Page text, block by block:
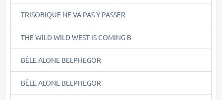
TRISOBIQUE NE VA PAS Y PASSER
THE WILD WILD WEST IS COMING B
BÊLE ALONE BELPHEGOR
BÊLE ALONE BELPHEGOR